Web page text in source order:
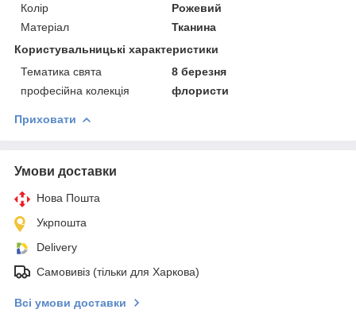
Колір
Рожевий
Матеріал
Тканина
Користувальницькі характеристики
Тематика свята
8 березня
професійна колекція
флористи
Приховати
Умови доставки
Нова Пошта
Укрпошта
Delivery
Самовивіз (тільки для Харкова)
Всі умови доставки